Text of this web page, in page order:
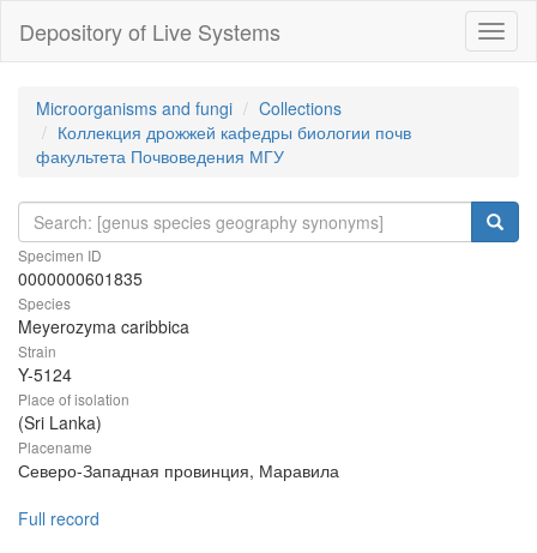
Depository of Live Systems
Microorganisms and fungi
Collections
Коллекция дрожжей кафедры биологии почв
факультета Почвоведения МГУ
Specimen ID
0000000601835
Species
Meyerozyma caribbica
Strain
Y-5124
Place of isolation
(Sri Lanka)
Placename
Северо-Западная провинция, Маравила
Full record